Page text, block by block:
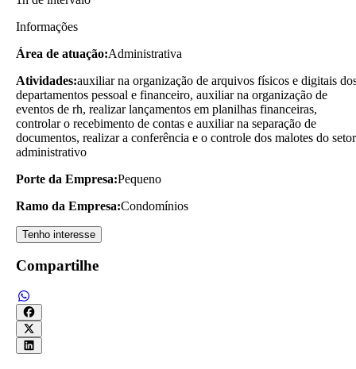
Informações
Área de atuação:Administrativa
Atividades:auxiliar na organização de arquivos físicos e digitais
departamentos pessoal e financeiro, auxiliar na organização de
eventos de rh, realizar lançamentos em planilhas financeiras,
controlar o recebimento de contas e auxiliar na separação de
documentos, realizar a conferência e o controle dos malotes do setor
administrativo
Porte da Empresa:Pequeno
Ramo da Empresa:Condomínios
Tenho interesse
Compartilhe